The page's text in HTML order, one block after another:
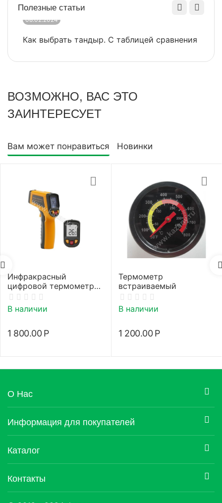
Полезные статьи
08.02.2024
Как выбрать тандыр. С таблицей сравнения
ВОЗМОЖНО, ВАС ЭТО
ЗАИНТЕРЕСУЕТ
Вам может понравиться Новинки
Инфракрасный
цифровой термометр
(пирометр)
В наличии
1 800.00 Р
Термометр
встраиваемый
В наличии
1 200.00 Р
О Нас
Информация для покупателей
Каталог
Контакты